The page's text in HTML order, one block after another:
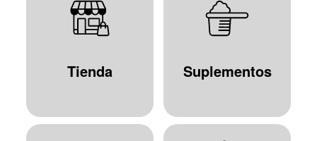
Tienda Suplementos